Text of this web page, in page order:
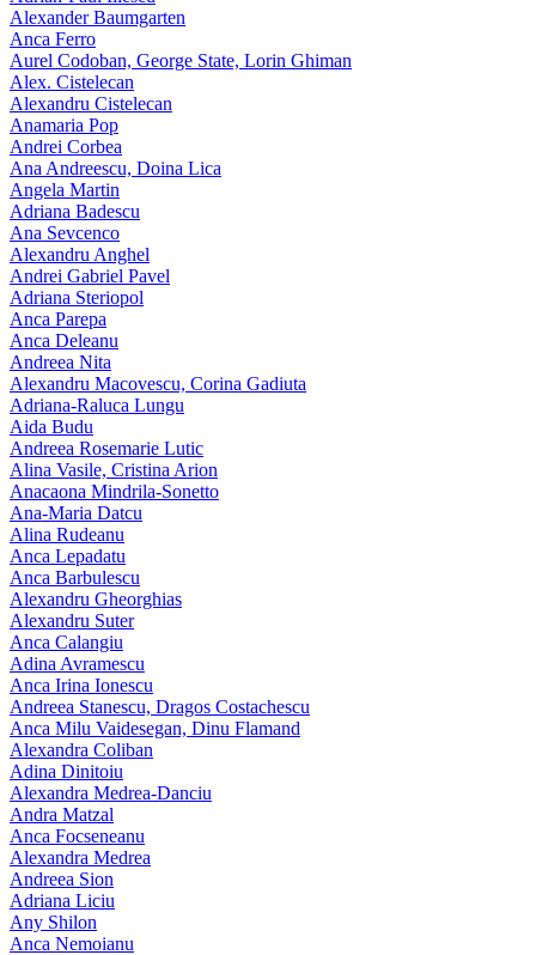
Alexander Baumgarten
Anca Ferro
Aurel Codoban, George State, Lorin Ghiman
Alex. Cistelecan
Alexandru Cistelecan
Anamaria Pop
Andrei Corbea
Ana Andreescu, Doina Lica
Angela Martin
Adriana Badescu
Ana Sevcenco
Alexandru Anghel
Andrei Gabriel Pavel
Adriana Steriopol
Anca Parepa
Anca Deleanu
Andreea Nita
Alexandru Macovescu, Corina Gadiuta
Adriana-Raluca Lungu
Aida Budu
Andreea Rosemarie Lutic
Alina Vasile, Cristina Arion
Anacaona Mindrila-Sonetto
Ana-Maria Datcu
Alina Rudeanu
Anca Lepadatu
Anca Barbulescu
Alexandru Gheorghias
Alexandru Suter
Anca Calangiu
Adina Avramescu
Anca Irina Ionescu
Andreea Stanescu, Dragos Costachescu
Anca Milu Vaidesegan, Dinu Flamand
Alexandra Coliban
Adina Dinitoiu
Alexandra Medrea-Danciu
Andra Matzal
Anca Focseneanu
Alexandra Medrea
Andreea Sion
Adriana Liciu
Any Shilon
Anca Nemoianu